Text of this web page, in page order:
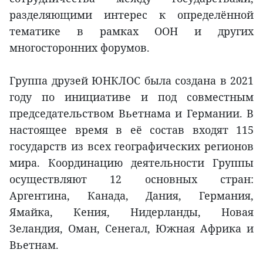
разделяющими интерес к определённой
тематике в рамках ООН и других
многосторонних форумов.
Группа друзей ЮНКЛОС была создана в 2021
году по инициативе и под совместным
председательством Вьетнама и Германии. В
настоящее время в её состав входят 115
государств из всех географических регионов
мира. Координацию деятельности Группы
осуществляют 12 основных стран:
Аргентина, Канада, Дания, Германия,
Ямайка, Кения, Нидерланды, Новая
Зеландия, Оман, Сенегал, Южная Африка и
Вьетнам.